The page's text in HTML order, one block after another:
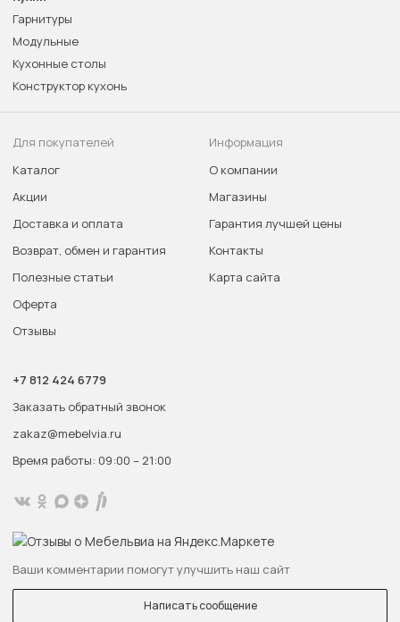
Гарнитуры
Модульные
Кухонные столы
Конструктор кухонь
Для покупателей
Каталог
Акции
Доставка и оплата
Возврат, обмен и гарантия
Полезные статьи
Оферта
Отзывы
Информация
О компании
Магазины
Гарантия лучшей цены
Контакты
Карта сайта
+7 812 424 6779
Заказать обратный звонок
zakaz@mebelvia.ru
Время работы: 09:00 – 21:00
Ваши комментарии помогут улучшить наш сайт
Написать сообщение